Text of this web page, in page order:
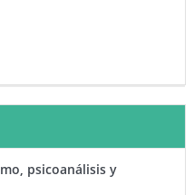
psicoanálisis y